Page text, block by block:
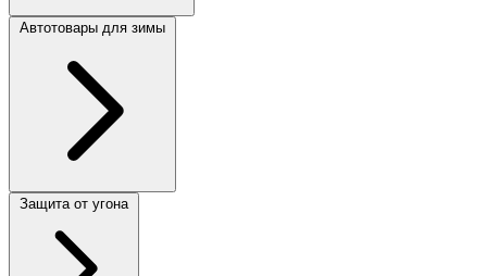
Автотовары для зимы
Защита от угона